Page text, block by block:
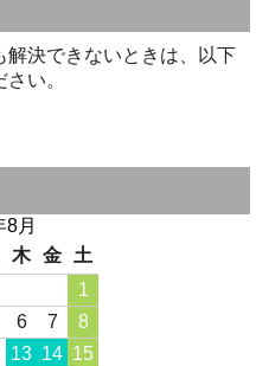
解決できないときは、以下
い。
8月
木 金
土
1
6 7
8
13 14 15